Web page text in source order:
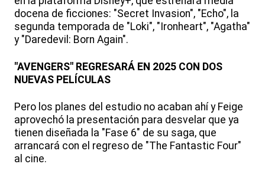
docena de ficciones: "Secret Invasion", "Echo", la
segunda temporada de "Loki", "Ironheart", "Agatha"
y "Daredevil: Born Again".
"AVENGERS" REGRESARÁ EN 2025 CON DOS
NUEVAS PELÍCULAS
Pero los planes del estudio no acaban ahí y Feige
aprovechó la presentación para desvelar que ya
tienen diseñada la "Fase 6" de su saga, que
arrancará con el regreso de "The Fantastic Four"
al cine.